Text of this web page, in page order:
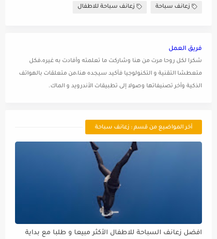
زعانف سباحة زعانف سباحة للاطفال
فريق العمل
شكرا لكل روحا مرت من هنا وشاركت ما تعلمته وأفادت به غيره،فكل
متعطشا التقنية و التكنولوجيا فأكيد سيجده هنا،من متعلقات بالهواتف
الذكية وأخر تصنيفاتها وصولا إلى تطبيقات الأندرويد و الماك.
أخر المواضيع من قسم : زعانف سباحة
افضل زعانف السباحة للاطفال الأكثر مبيعا و طلبا مع بداية